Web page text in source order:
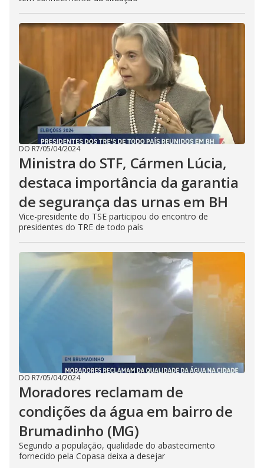
DO R7/05/04/2024
Ministra do STF, Cármen Lúcia,
destaca importância da garantia
de segurança das urnas em BH
Vice-presidente do TSE participou do encontro de
presidentes do TRE de todo país
DO R7/05/04/2024
Moradores reclamam de
condições da água em bairro de
Brumadinho (MG)
Segundo a população, qualidade do abastecimento
fornecido pela Copasa deixa a desejar